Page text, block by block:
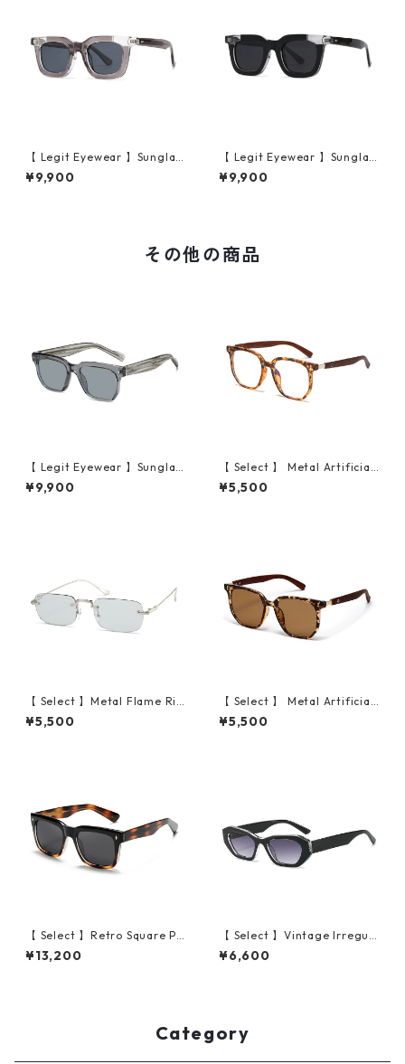
【 Legit Eyewear 】Sunglas
ses Konoe (Clear Grey/Gre
y)
¥9,900
【 Legit Eyewear 】Sunglas
ses Konoe (Black Clear/Gre
y)
¥9,900
その他の商品
【 Legit Eyewear 】Sunglas
ses Sutoku (Grey/Grey)
¥9,900
【 Select 】 Metal Artificial
Wood Vintage Sunglasses
(Leopard/Clear )
¥5,500
【 Select 】Metal Flame Ri
mless Squarer Sunglasses #
1 (Silver/Lt.Grey)
¥5,500
【 Select 】 Metal Artificial
Wood Vintage Sunglasses
(Leopard )
¥5,500
【 Select 】Retro Square Po
larized Sunglasses (Demi/G
rey)
¥13,200
【 Select 】Vintage Irregula
r Cat Eye Sunglasses (Blac
k/Grey Gradient)
¥6,600
Category